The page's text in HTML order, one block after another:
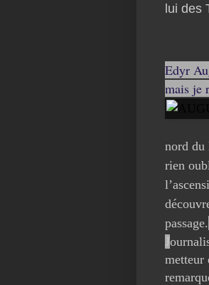
lui des
Edyr
mais je
nord du
rien
passage.
J
metteur